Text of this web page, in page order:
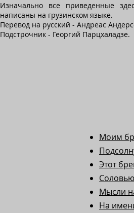
Изначально все приведенные
написаны на грузинском языке.
Перевод на русский - Андреас
Подстрочник - Георгий Парцхаладзе.
Моим
Этот
Соловью
Мысли
На